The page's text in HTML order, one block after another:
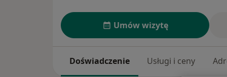
Umów wizytę
Doświadczenie Usługi i ceny